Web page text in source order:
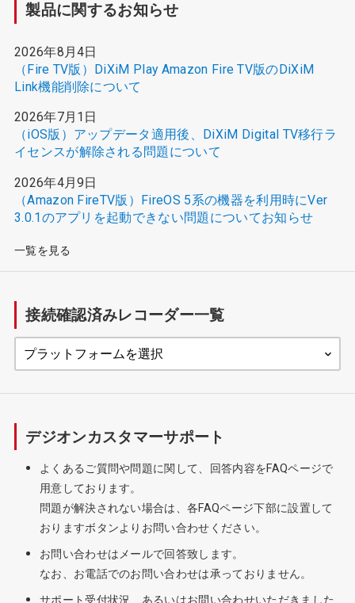
製品に関するお知らせ
2026年8月4日
（Fire TV版）DiXiM Play Amazon Fire TV版のDiXiM
Link機能削除について
2026年7月1日
（iOS版）アップデータ適用後、DiXiM Digital TV移行ラ
イセンスが解除される問題について
2026年4月9日
（Amazon FireTV版）FireOS 5系の機器を利用時にVer
3.0.1のアプリを起動できない問題についてお知らせ
一覧を見る
接続確認済みレコーダー一覧
デジオンカスタマーサポート
よくあるご質問や問題に関して、回答内容をFAQページで
用意しております。
問題が解決されない場合は、各FAQページ下部に設置して
おりますボタンよりお問い合わせください。
お問い合わせはメールで回答致します。
なお、お電話でのお問い合わせは承っておりません。
サポート受付状況、あるいはお問い合わせいただきました